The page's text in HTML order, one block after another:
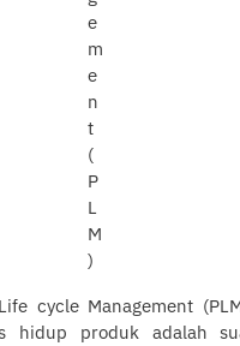
cycle Management
hidup produk adalah